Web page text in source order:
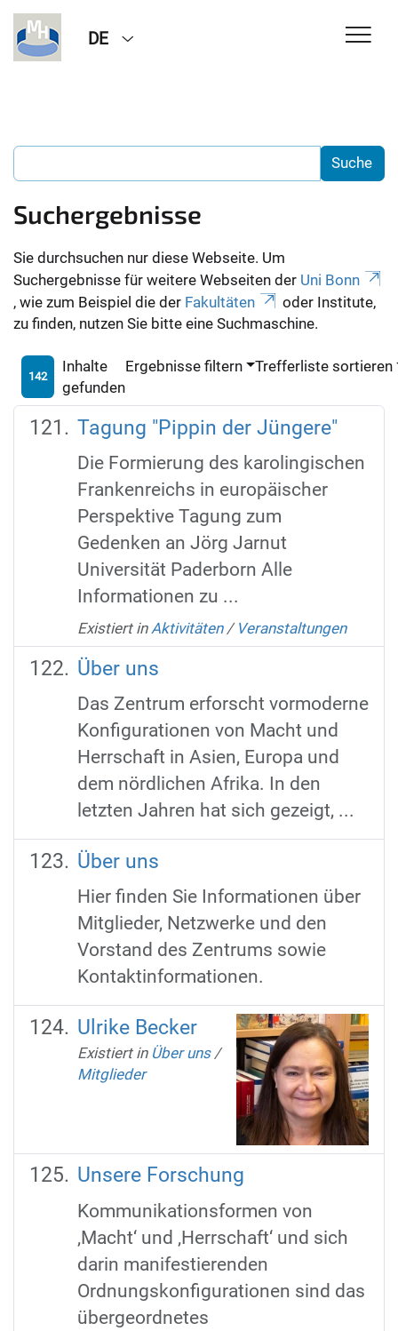
DE
Suchergebnisse
Sie durchsuchen nur diese Webseite. Um
Suchergebnisse für weitere Webseiten der Uni Bonn
, wie zum Beispiel die der Fakultäten
oder Institute,
zu finden, nutzen Sie bitte eine Suchmaschine.
142
Inhalte
gefunden
Ergebnisse filtern Trefferliste sortieren
Tagung "Pippin der Jüngere"
Die Formierung des karolingischen
Frankenreichs in europäischer
Perspektive Tagung zum
Gedenken an Jörg Jarnut
Universität Paderborn Alle
Informationen zu ...
Existiert in Aktivitäten / Veranstaltungen
Über uns
Das Zentrum erforscht vormoderne
Konfigurationen von Macht und
Herrschaft in Asien, Europa und
dem nördlichen Afrika. In den
letzten Jahren hat sich gezeigt, ...
Über uns
Hier finden Sie Informationen über
Mitglieder, Netzwerke und den
Vorstand des Zentrums sowie
Kontaktinformationen.
Ulrike Becker
Existiert in Über uns /
Mitglieder
Unsere Forschung
Kommunikationsformen von
‚Macht‘ und ‚Herrschaft‘ und sich
darin manifestierenden
Ordnungskonfigurationen sind das
übergeordnetes